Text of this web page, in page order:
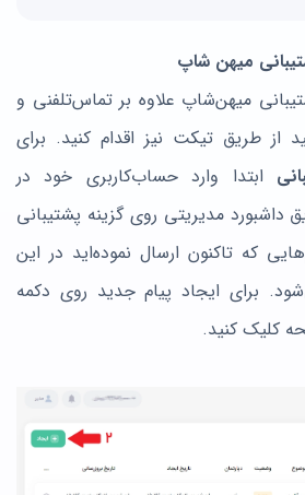
میهن شاپ
میهن‌شاپ علاوه بر تماس‌تلفنی و
از طریق تیکت نیز اقدام کنید. برای
ابتدا وارد حساب‌کاربری خود در
مدیریتی روی گزینه پشتیبانی
که تاکنون ارسال نموده‌اید در این
برای ایجاد پیام جدید روی دکمه
کلیک کنید.